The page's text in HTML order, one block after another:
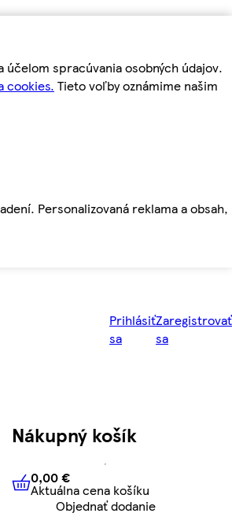
spracúvania osobných údajov.
cookies. Tieto voľby oznámime našim
Personalizovaná reklama a obsah,
Prihlásiť
sa
Zaregistrovať
sa
Nákupný košík
0,00 € Aktuálna cena košíku
0,00 €
Aktuálna cena košíku
Objednať dodanie